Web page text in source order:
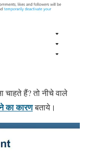
चाहते हैं? तो नीचे वाले
का कारणबताये।